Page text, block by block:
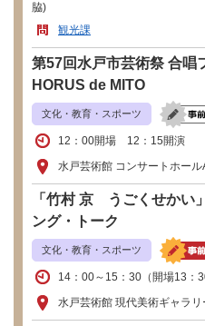
脇)
観光課
第57回水戸市芸術祭 合
HORUS de MITO
文化・教育・スポーツ
12：00開場 12：15開演
水戸芸術館 コンサートホール
「竹村 京 うごくせかい
ング・トーク
文化・教育・スポーツ
14：00～15：30（開場13：
水戸芸術館 現代美術ギャラリ